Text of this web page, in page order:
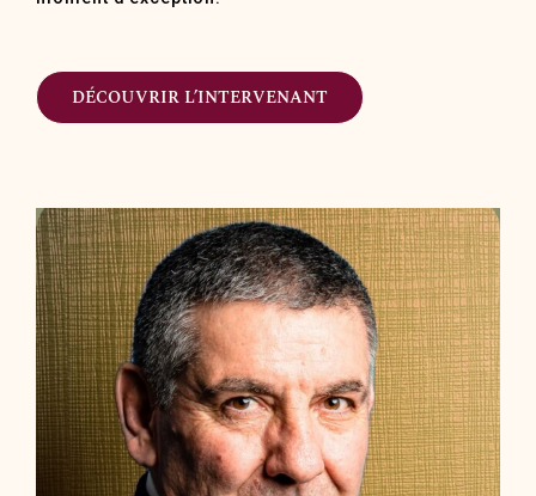
DÉCOUVRIR L’INTERVENANT